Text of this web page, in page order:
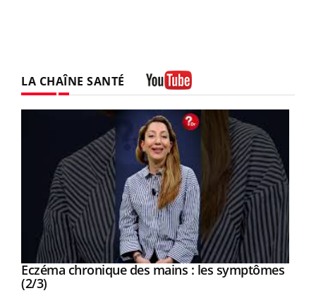
LA CHAÎNE SANTÉ
Youtube
Eczéma chronique des mains : les symptômes
(2/3)Youtube